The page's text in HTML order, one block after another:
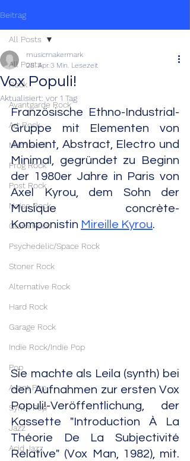
Beitrag
All Posts
Rock
Avantgarde Rock
Art Rock
Math Rock
Prog Rock
Post Rock
Noise Rock
Glam Rock
Psychedelic/Space Rock
Stoner Rock
Alternative Rock
Hard Rock
Garage Rock
Indie Rock/Indie Pop
Pop
Avant Pop
Synth Pop
Jazz
Acid Jazz
All Posts
Vox Populi!
musicmakermark
28. Apr.3 Min. Lesezeit
Aktualisiert: vor 1 Tag
Französische Ethno-Industrial-
Gruppe mit Elementen von
Ambient, Abstract, Electro und
Minimal, gegründet zu Beginn
der 1980er Jahre in Paris von
Axel Kyrou, dem Sohn der
Musique concrète-
Komponistin Mireille Kyrou.
Sie machte als Leila (synth) bei
den Aufnahmen zur ersten Vox
Populi!-Veröffentlichung, der
Kassette "Introduction À La
Théorie De La Subjectivité
Relative" (Vox Man, 1982), mit.